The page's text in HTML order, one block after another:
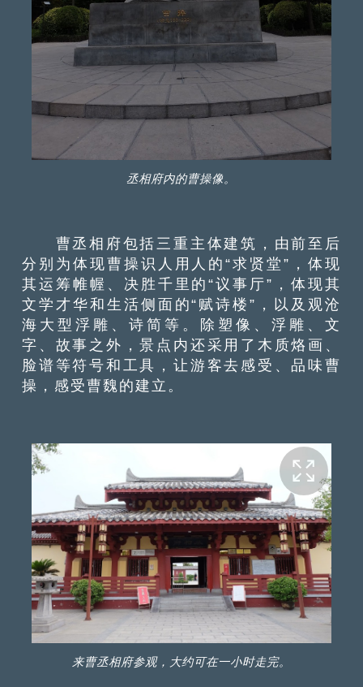
丞相府内的曹操像。
曹丞相府包括三重主体建筑，由前至后
分别为体现曹操识人用人的“求贤堂”，体现
其运筹帷幄、决胜千里的“议事厅”，体现其
文学才华和生活侧面的“赋诗楼”，以及观沧
海大型浮雕、诗简等。除塑像、浮雕、文
字、故事之外，景点内还采用了木质烙画、
脸谱等符号和工具，让游客去感受、品味曹
操，感受曹魏的建立。
来曹丞相府参观，大约可在一小时走完。